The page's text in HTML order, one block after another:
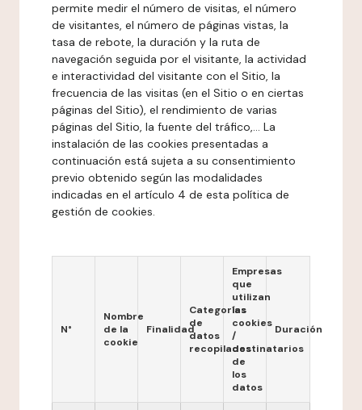
permite medir el número de visitas, el número
de visitantes, el número de páginas vistas, la
tasa de rebote, la duración y la ruta de
navegación seguida por el visitante, la actividad
e interactividad del visitante con el Sitio, la
frecuencia de las visitas (en el Sitio o en ciertas
páginas del Sitio), el rendimiento de varias
páginas del Sitio, la fuente del tráfico,... La
instalación de las cookies presentadas a
continuación está sujeta a su consentimiento
previo obtenido según las modalidades
indicadas en el artículo 4 de esta política de
gestión de cookies.
N°
Nombre
de la
cookie
Finalidad
Categorías
de
datos
recopilados
Empresas
que
utilizan
las
cookies
/
destinatarios
de
los
datos
Duración